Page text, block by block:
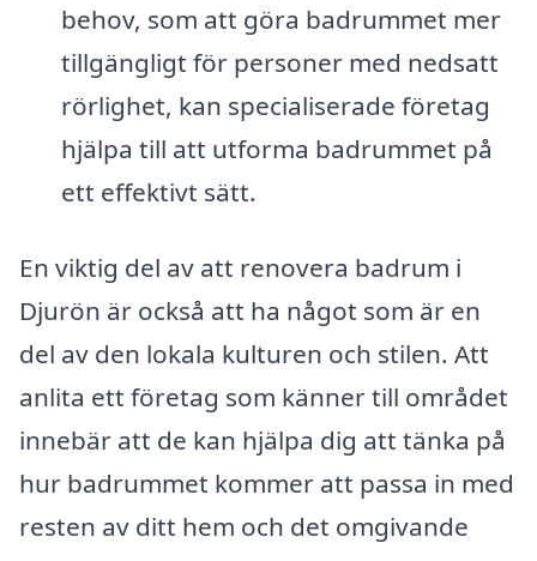
behov, som att göra badrummet mer
tillgängligt för personer med nedsatt
rörlighet, kan specialiserade företag
hjälpa till att utforma badrummet på
ett effektivt sätt.
En viktig del av att renovera badrum i
Djurön är också att ha något som är en
del av den lokala kulturen och stilen. Att
anlita ett företag som känner till området
innebär att de kan hjälpa dig att tänka på
hur badrummet kommer att passa in med
resten av ditt hem och det omgivande